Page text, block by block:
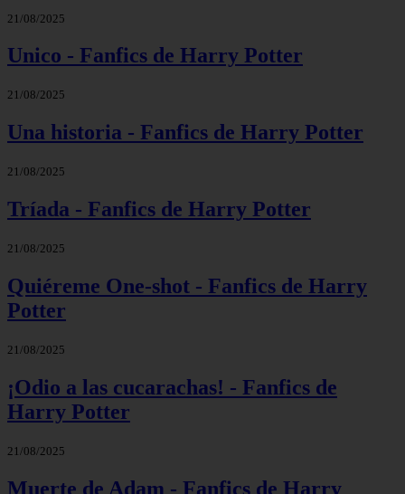
21/08/2025
Unico - Fanfics de Harry Potter
21/08/2025
Una historia - Fanfics de Harry Potter
21/08/2025
Tríada - Fanfics de Harry Potter
21/08/2025
Quiéreme One-shot - Fanfics de Harry
Potter
21/08/2025
¡Odio a las cucarachas! - Fanfics de
Harry Potter
21/08/2025
Muerte de Adam - Fanfics de Harry